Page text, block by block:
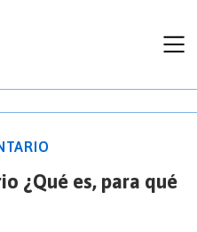
Gratis
¿Qué es, para qué